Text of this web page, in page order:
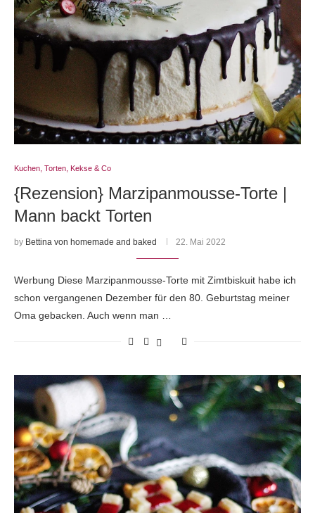
Kuchen, Torten, Kekse & Co
{Rezension} Marzipanmousse-Torte |
Mann backt Torten
by Bettina von homemade and baked 22. Mai 2022
Werbung Diese Marzipanmousse-Torte mit Zimtbiskuit habe ich
schon vergangenen Dezember für den 80. Geburtstag meiner
Oma gebacken. Auch wenn man …